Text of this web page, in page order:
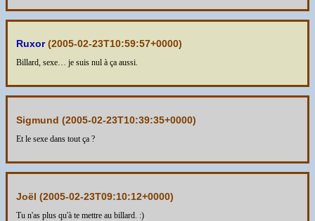
Ruxor(2005-02-23T10:59:57+0000)
Billard, sexe… je suis nul à ça aussi.
Sigmund (2005-02-23T10:39:35+0000)
Et le sexe dans tout ça ?
Joël (2005-02-23T09:10:12+0000)
Tu n'as plus qu'à te mettre au billard. :)